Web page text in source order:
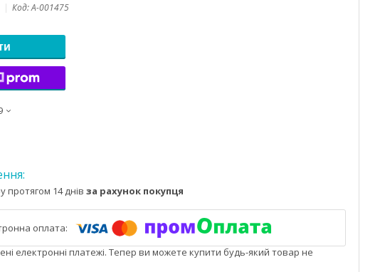
Код:А-001475
протягом 14 днів за рахунок покупця
електронні платежі. Тепер ви можете купити будь-який товар не